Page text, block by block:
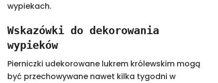
wypiekach.
Wskazówki do dekorowania
wypieków
Pierniczki udekorowane lukrem królewskim mogą
być przechowywane nawet kilka tygodni w